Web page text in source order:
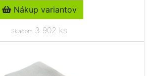
Nákup variantov
Skladom 3 902 ks